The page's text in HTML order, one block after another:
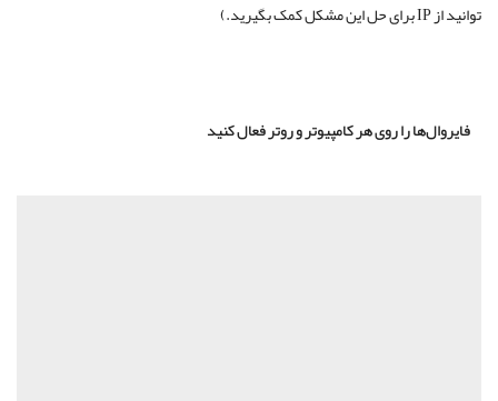
را روی هر کامپیوتر و روتر فعال کنید